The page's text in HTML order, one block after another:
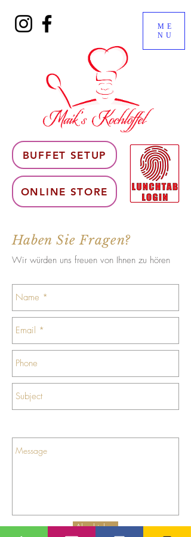
ONLINE STORE
BUFFET SETUP
ME
NU
Haben Sie Fragen?
Wir würden uns freuen von Ihnen zu hören
Abschicken